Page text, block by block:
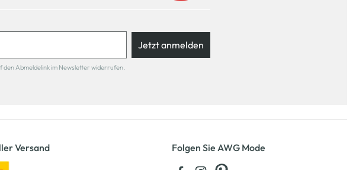
Jetzt anmelden
den Abmeldelink im Newsletter widerrufen.
Versand Folgen Sie AWG Mode